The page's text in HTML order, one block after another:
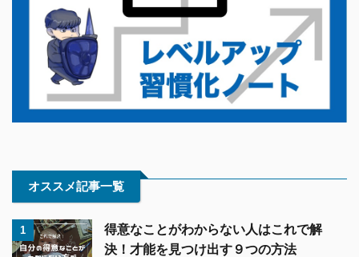
オススメ記事一覧
1
得意なことがわからない人はこれで解
決！才能を見つけ出す９つの方法